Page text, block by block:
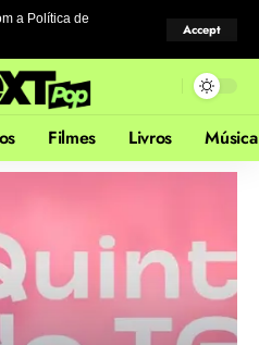
a Política de
Accept
Filmes Livros Música